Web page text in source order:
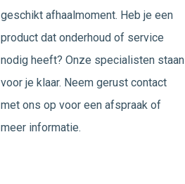
geschikt afhaalmoment. Heb je een
product dat onderhoud of service
nodig heeft? Onze specialisten staan
voor je klaar. Neem gerust contact
met ons op voor een afspraak of
meer informatie.